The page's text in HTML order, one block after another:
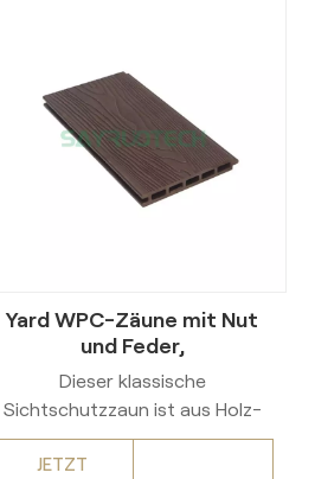
Yard WPC-Zäune mit Nut
und Feder,
wetterbeständiges Design
Dieser klassische
Sichtschutzzaun ist aus Holz-
Kunststoff-Verbundwerkstoff
(WPC) der ersten Generation
JETZT